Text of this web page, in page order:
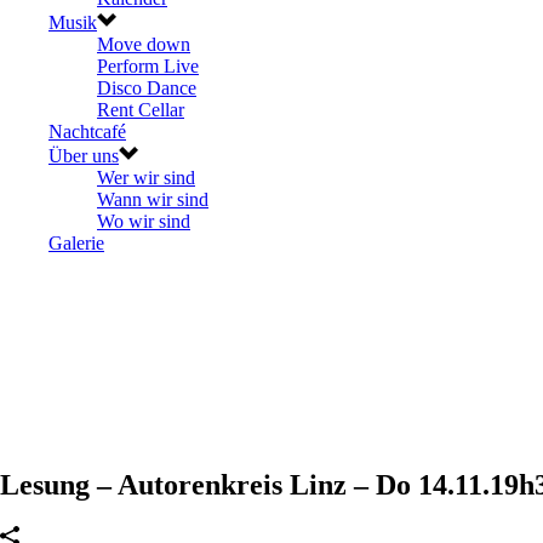
Musik
Move down
Perform Live
Disco Dance
Rent Cellar
Nachtcafé
Über uns
Wer wir sind
Wann wir sind
Wo wir sind
Galerie
Lesung – Autorenkreis Linz – Do